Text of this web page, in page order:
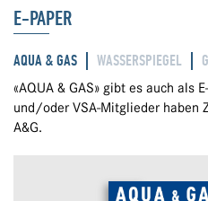
E-PAPER
AQUA & GAS WASSERSPIEGEL
«AQUA & GAS» gibt es auch als
und/oder VSA-Mitglieder haben
A&G.